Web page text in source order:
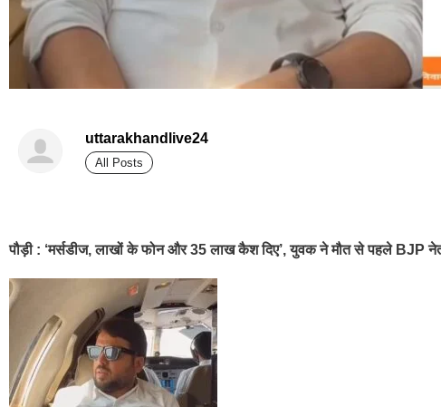
uttarakhandlive24
All Posts
पौड़ी : ‘मर्सडीज, लाखों के फोन और 35 लाख कैश दिए’, युवक ने मौत से पहले BJP नेता